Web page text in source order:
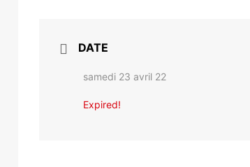
DATE
samedi 23 avril 22
Expired!